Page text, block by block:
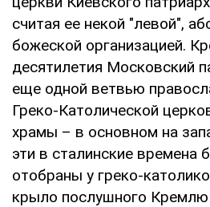
считая ее некой "левой",
божеской организацией.
десятилетия Московский
еще одной ветвью
Греко-Католической
храмы – в основном на
эти в сталинские времена
отобраны у греко-
крыло послушного